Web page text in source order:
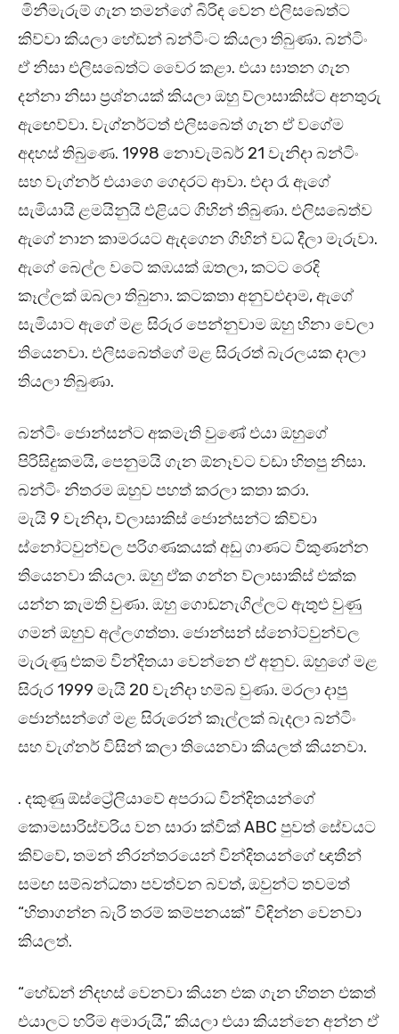
මිනීමැරුම් ගැන තමන්ගේ බිරිඳ වෙන එලිසබෙත්ට
කිව්වා කියලා හේඩන් බන්ටිංට කියලා තිබුණා. බන්ටිං
ඒ නිසා එලිසබෙත්ට වෛර කළා. එයා ඝාතන ගැන
දන්නා නිසා ප්‍රශ්නයක් කියලා ඔහු ව්ලාසාකිස්ට අනතුරු
ඇඟෙව්වා. වැග්නර්ටත් එලිසබෙත් ගැන ඒ වගේම
අදහස් තිබුණෙ. 1998 නොවැම්බර් 21 වැනිදා බන්ටිං
සහ වැග්නර් එයාගෙ ගෙදරට ආවා. එදා රෑ ඇගේ
සැමියායි ළමයිනුයි එළියට ගිහින් තිබුණා. එලිසබෙත්ව
ඇගේ නාන කාමරයට ඇදගෙන ගිහින් වධ දීලා මැරුවා.
ඇගේ බෙල්ල වටේ කඹයක් ඔතලා, කටට රෙදි
කෑල්ලක් ඔබලා තිබුනා. කටකතා අනුවඑදාම, ඇගේ
සැමියාට ඇගේ මළ සිරුර පෙන්නුවාම ඔහු හිනා වෙලා
තියෙනවා. එලිසබෙත්ගේ මළ සිරුරත් බැරලයක දාලා
තියලා තිබුණා.
බන්ටිං ජොන්සන්ට අකමැති වුණේ එයා ඔහුගේ
පිරිසිදුකමයි, පෙනුමයි ගැන ඕනෑවට වඩා හිතපු නිසා.
බන්ටිං නිතරම ඔහුව පහත් කරලා කතා කරා.
මැයි 9 වැනිදා, ව්ලාසාකිස් ජොන්සන්ට කිව්වා
ස්නෝටවුන්වල පරිගණකයක් අඩු ගාණට විකුණන්න
තියෙනවා කියලා. ඔහු ඒක ගන්න ව්ලාසාකිස් එක්ක
යන්න කැමති වුණා. ඔහු ගොඩනැගිල්ලට ඇතුළු වුණු
ගමන් ඔහුව අල්ලගත්තා. ජොන්සන් ස්නෝටවුන්වල
මැරුණු එකම වින්දිතයා වෙන්නෙ ඒ අනුව. ඔහුගේ මළ
සිරුර 1999 මැයි 20 වැනිදා හම්බ වුණා. මරලා දාපු
ජොන්සන්ගේ මළ සිරුරෙන් කෑල්ලක් බැදලා බන්ටිං
සහ වැග්නර් විසින් කලා තියෙනවා කියලත් කියනවා.
. දකුණු ඕස්ට්‍රේලියාවේ අපරාධ වින්දිතයන්ගේ
කොමසාරිස්වරිය වන සාරා ක්වික් ABC පුවත් සේවයට
කිව්වේ, තමන් නිරන්තරයෙන් වින්දිතයන්ගේ ඥාතීන්
සමඟ සම්බන්ධතා පවත්වන බවත්, ඔවුන්ට තවමත්
“හිතාගන්න බැරි තරම් කම්පනයක්” විඳින්න වෙනවා
කියලත්.
“හේඩන් නිදහස් වෙනවා කියන එක ගැන හිතන එකත්
එයාලට හරිම අමාරුයි,” කියලා එයා කියන්නෙ අන්න ඒ